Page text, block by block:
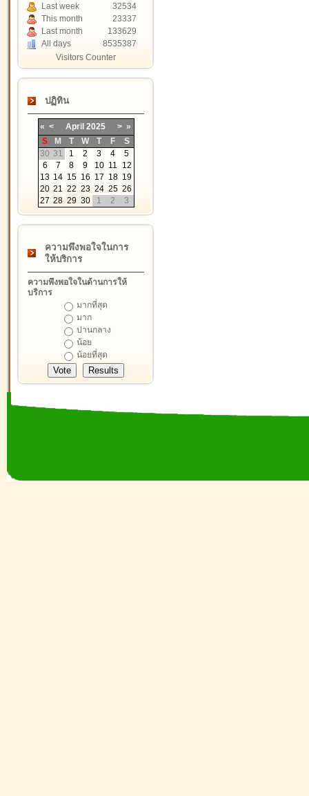
Last week
32534
This month
23337
Last month
133629
All days
8535387
Visitors Counter
ปฏิทิน
« < April 2025 > »
S
M T W T F
S
30 31 1 2 3 4
5
6
7 8 9 10 11
12
13 14 15 16 17 18 19
20 21 22 23 24 25 26
27 28 29 30 1 2 3
ความพึงพอใจในการ
ให้บริการ
ความพึงพอใจในด้านการให้
บริการ
มากที่สุด
มาก
ปานกลาง
น้อย
น้อยที่สุด